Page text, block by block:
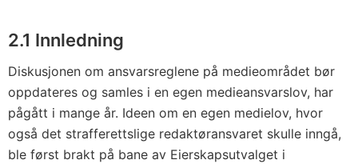
2.1 Innledning
Diskusjonen om ansvarsreglene på medieområdet bør
oppdateres og samles i en egen medieansvarslov, har
pågått i mange år. Ideen om en egen medielov, hvor
også det strafferettslige redaktøransvaret skulle inngå,
ble først brakt på bane av Eierskapsutvalget i